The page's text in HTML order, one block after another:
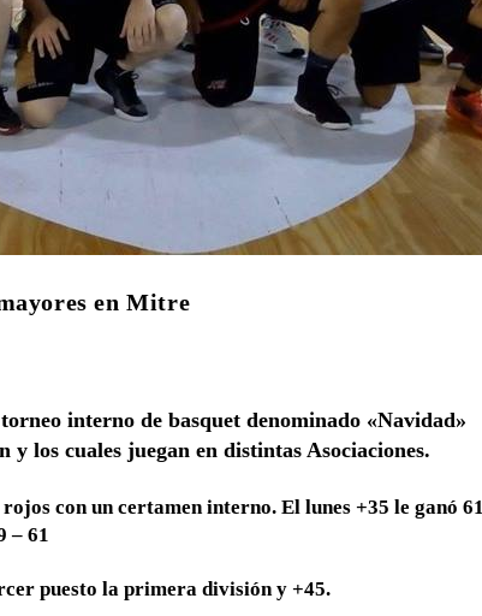
en Mitre
interno de basquet denominado «Navidad»
los cuales juegan en distintas Asociaciones.
con un certamen interno. El lunes +35 le ganó 61
– 61
puesto la primera división y +45.